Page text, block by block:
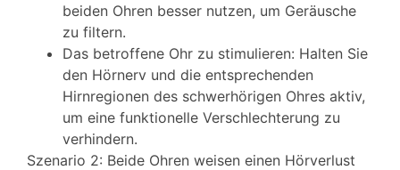
beiden Ohren besser nutzen, um Geräusche
zu filtern.
Das betroffene Ohr zu stimulieren: Halten Sie
den Hörnerv und die entsprechenden
Hirnregionen des schwerhörigen Ohres aktiv,
um eine funktionelle Verschlechterung zu
verhindern.
Szenario 2: Beide Ohren weisen einen Hörverlust